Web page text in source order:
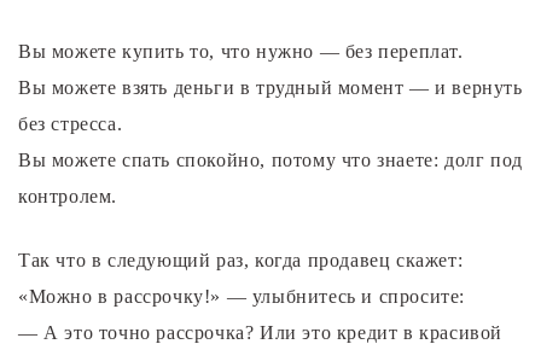
Вы можете купить то, что нужно — без переплат.
Вы можете взять деньги в трудный момент — и вернуть
без стресса.
Вы можете спать спокойно, потому что знаете: долг под
контролем.
Так что в следующий раз, когда продавец скажет:
«Можно в рассрочку!» — улыбнитесь и спросите:
— А это точно рассрочка? Или это кредит в красивой